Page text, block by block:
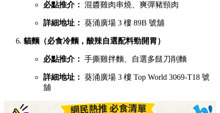
必點推介： 混醬雞肉串燒、爽彈豬頸肉
詳細地址： 葵涌廣場 3 樓 89B 號舖
貓麵（必食冷麵，酸辣自選配料勁開胃）
必點推介： 手撕雞拌麵、自選多餸刀削麵
詳細地址： 葵涌廣場 3 樓 Top World 3069-T18 號
舖